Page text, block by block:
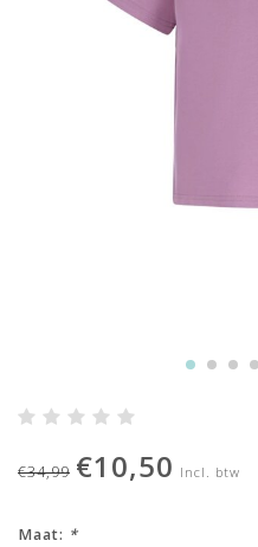
€34,99 €10,50 Incl. btw
Maat: *